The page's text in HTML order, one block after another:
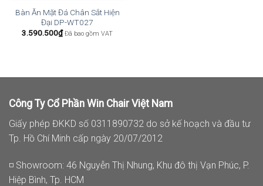
Bàn Ăn Mặt Đá Chân Sắt Hiện
Đại DP-WT027
3.590.500₫ Đã bao gồm VAT
Công Ty Cổ Phần Win Chair Việt Nam
Giấy phép ĐKKD số 0311890732 do sở kế hoạch và đầu tư
Tp. Hồ Chí Minh cấp ngày 20/07/2012
◽ Showroom: 46 Nguyễn Thị Nhung, Khu đô thị Vạn Phúc, P.
Hiệp Bình, Tp. HCM